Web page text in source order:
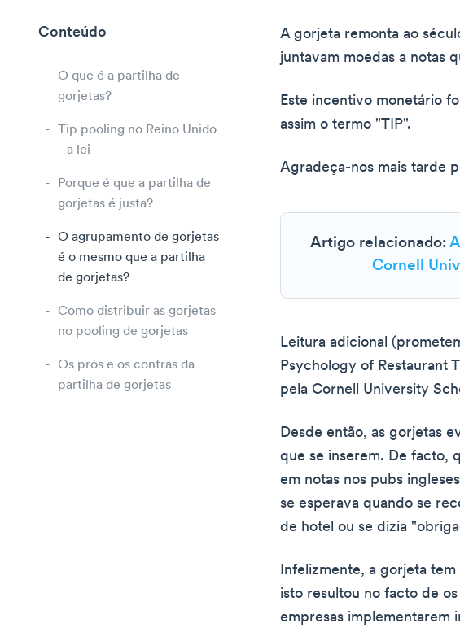
Conteúdo
O que é a partilha de
gorjetas?
Tip pooling no Reino Unido
- a lei
Porque é que a partilha de
gorjetas é justa?
O agrupamento de gorjetas
é o mesmo que a partilha
de gorjetas?
Como distribuir as gorjetas
no pooling de gorjetas
Os prós e os contras da
partilha de gorjetas
A gorjeta remonta ao
juntavam moedas a notas
Este incentivo monetário
assim o termo "TIP".
Agradeça-nos mais tarde
Artigo relacionado:
Cornell
Leitura adicional
Psychology of Restaurant
pela Cornell University
Desde então, as gorjetas
que se inserem. De facto,
em notas nos pubs
se esperava quando se
de hotel ou se dizia
Infelizmente, a gorjeta
isto resultou no facto de
empresas implementarem